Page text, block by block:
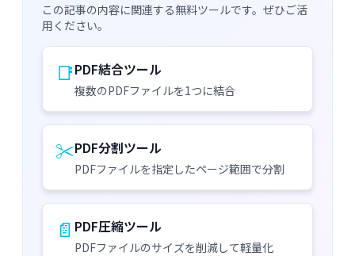
この記事の内容に関連する無料ツールです。ぜひご活
用ください。
📑PDF結合ツール
複数のPDFファイルを1つに結合
✂️PDF分割ツール
PDFファイルを指定したページ範囲で分割
📄 PDF圧縮ツール
PDFファイルのサイズを削減して軽量化